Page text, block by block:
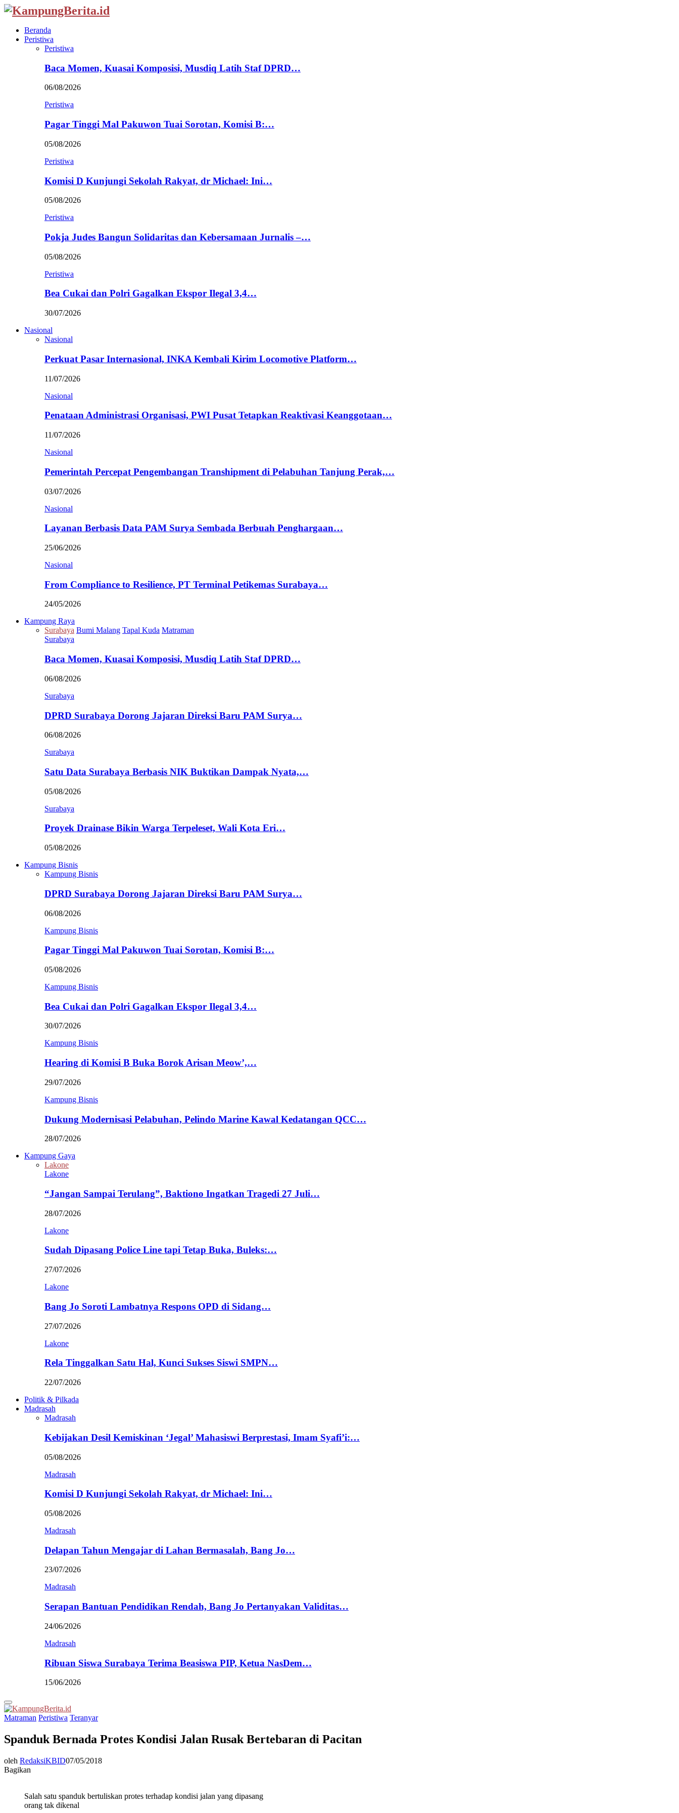
Beranda
Peristiwa
Peristiwa
Baca Momen, Kuasai Komposisi, Musdiq Latih Staf DPRD…
06/08/2026
Peristiwa
Pagar Tinggi Mal Pakuwon Tuai Sorotan, Komisi B:…
05/08/2026
Peristiwa
Komisi D Kunjungi Sekolah Rakyat, dr Michael: Ini…
05/08/2026
Peristiwa
Pokja Judes Bangun Solidaritas dan Kebersamaan Jurnalis –…
05/08/2026
Peristiwa
Bea Cukai dan Polri Gagalkan Ekspor Ilegal 3,4…
30/07/2026
Nasional
Nasional
Perkuat Pasar Internasional, INKA Kembali Kirim Locomotive Platform…
11/07/2026
Nasional
Penataan Administrasi Organisasi, PWI Pusat Tetapkan Reaktivasi Keanggotaan…
11/07/2026
Nasional
Pemerintah Percepat Pengembangan Transhipment di Pelabuhan Tanjung Perak,…
03/07/2026
Nasional
Layanan Berbasis Data PAM Surya Sembada Berbuah Penghargaan…
25/06/2026
Nasional
From Compliance to Resilience, PT Terminal Petikemas Surabaya…
24/05/2026
Kampung Raya
Surabaya Bumi Malang Tapal Kuda Matraman
Surabaya
Baca Momen, Kuasai Komposisi, Musdiq Latih Staf DPRD…
06/08/2026
Surabaya
DPRD Surabaya Dorong Jajaran Direksi Baru PAM Surya…
06/08/2026
Surabaya
Satu Data Surabaya Berbasis NIK Buktikan Dampak Nyata,…
05/08/2026
Surabaya
Proyek Drainase Bikin Warga Terpeleset, Wali Kota Eri…
05/08/2026
Kampung Bisnis
Kampung Bisnis
DPRD Surabaya Dorong Jajaran Direksi Baru PAM Surya…
06/08/2026
Kampung Bisnis
Pagar Tinggi Mal Pakuwon Tuai Sorotan, Komisi B:…
05/08/2026
Kampung Bisnis
Bea Cukai dan Polri Gagalkan Ekspor Ilegal 3,4…
30/07/2026
Kampung Bisnis
Hearing di Komisi B Buka Borok Arisan Meow’,…
29/07/2026
Kampung Bisnis
Dukung Modernisasi Pelabuhan, Pelindo Marine Kawal Kedatangan QCC…
28/07/2026
Kampung Gaya
Lakone
Lakone
“Jangan Sampai Terulang”, Baktiono Ingatkan Tragedi 27 Juli…
28/07/2026
Lakone
Sudah Dipasang Police Line tapi Tetap Buka, Buleks:…
27/07/2026
Lakone
Bang Jo Soroti Lambatnya Respons OPD di Sidang…
27/07/2026
Lakone
Rela Tinggalkan Satu Hal, Kunci Sukses Siswi SMPN…
22/07/2026
Politik & Pilkada
Madrasah
Madrasah
Kebijakan Desil Kemiskinan ‘Jegal’ Mahasiswi Berprestasi, Imam Syafi’i:…
05/08/2026
Madrasah
Komisi D Kunjungi Sekolah Rakyat, dr Michael: Ini…
05/08/2026
Madrasah
Delapan Tahun Mengajar di Lahan Bermasalah, Bang Jo…
23/07/2026
Madrasah
Serapan Bantuan Pendidikan Rendah, Bang Jo Pertanyakan Validitas…
24/06/2026
Madrasah
Ribuan Siswa Surabaya Terima Beasiswa PIP, Ketua NasDem…
15/06/2026
Primary
Menu
Matraman Peristiwa Teranyar
Spanduk Bernada Protes Kondisi Jalan Rusak Bertebaran di Pacitan
oleh RedaksiKBID07/05/2018
Bagikan
Salah satu spanduk bertuliskan protes terhadap kondisi jalan yang dipasang
orang tak dikenal